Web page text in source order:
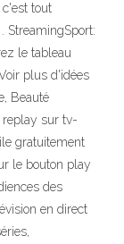
tout
StreamingSport:
le tableau
plus d'idées
Beauté
replay sur tv-
gratuitement
le bouton play
des
en direct